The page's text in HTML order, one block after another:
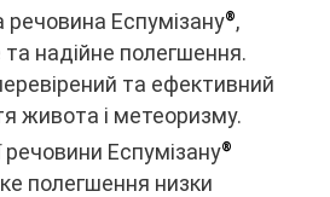
Еспумізану®,
надійне полегшення.
та ефективний
живота і метеоризму.
Еспумізану®
полегшення низки